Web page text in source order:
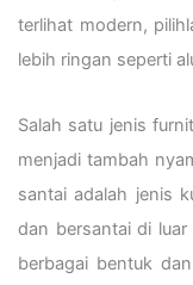
terlihat modern,
lebih ringan seperti
Salah satu jenis
menjadi tambah
santai adalah jenis
dan bersantai di
berbagai bentuk